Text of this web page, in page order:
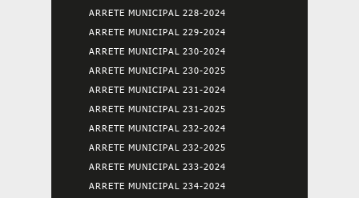
ARRETE MUNICIPAL 228-2024
ARRETE MUNICIPAL 229-2024
ARRETE MUNICIPAL 230-2024
ARRETE MUNICIPAL 230-2025
ARRETE MUNICIPAL 231-2024
ARRETE MUNICIPAL 231-2025
ARRETE MUNICIPAL 232-2024
ARRETE MUNICIPAL 232-2025
ARRETE MUNICIPAL 233-2024
ARRETE MUNICIPAL 234-2024